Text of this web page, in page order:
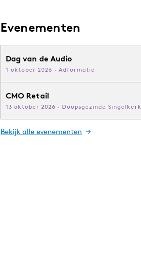
Evenementen
Dag van de Audio
1 oktober 2026 · Adformatie
CMO Retail
13 oktober 2026 · Doopsgezinde Singelkerk
Bekijk alle evenementen